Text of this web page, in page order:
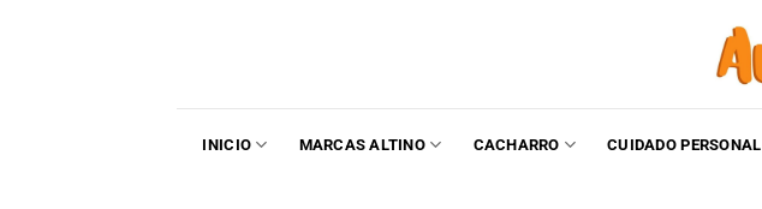
INICIO MARCAS ALTINO CACHARRO CUIDADO PERSONAL